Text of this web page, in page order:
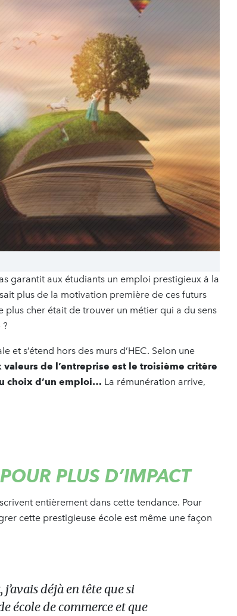
garantit aux étudiants un emploi prestigieux à la
plus de la motivation première de ces futurs
plus cher était de trouver un métier qui a du sens
?
et s’étend hors des murs d’HEC. Selon une
valeurs de l’entreprise est le troisième critère
choix d’un emploi… La rémunération arrive,
PLUS D’IMPACT
entièrement dans cette tendance. Pour
cette prestigieuse école est même une façon
déjà en tête que si
école de commerce et que